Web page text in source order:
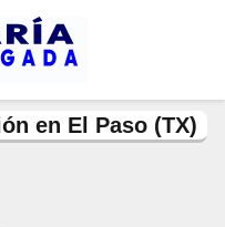
en El Paso (TX)